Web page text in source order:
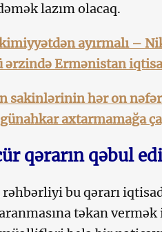
lazım olacaq.
ayırmalı –
ərzində Ermənistan
sakinlərinin hər on
axtarmamağa
qərarın qəbul
bu qərarı
təkan